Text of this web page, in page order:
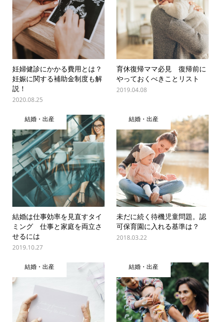
妊婦健診にかかる費用とは？
妊娠に関する補助金制度も解
説！
2020.08.25
育休復帰ママ必見 復帰前に
やっておくべきことリスト
2019.04.08
結婚・出産
結婚は仕事効率を見直すタイ
ミング 仕事と家庭を両立さ
せるには
2019.10.27
結婚・出産
未だに続く待機児童問題。認
可保育園に入れる基準は？
2018.03.22
結婚・出産 結婚・出産